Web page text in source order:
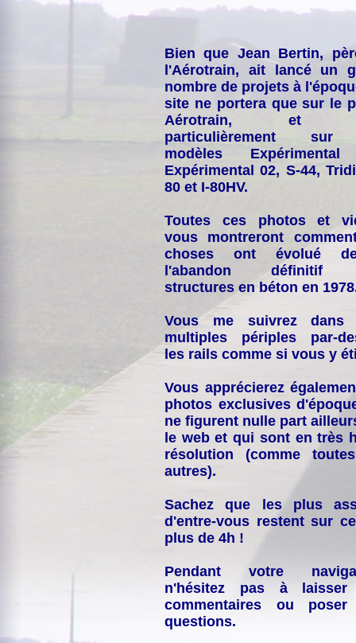
Bien que Jean Bertin,
l'Aérotrain, ait lancé un
nombre de projets à
site ne portera que sur le
Aérotrain, et
particulièrement
modèles
Expérimental 02, S-44,
80 et I-80HV.
Toutes ces photos et
vous montreront
choses ont évolué
l'abandon définitif
structures en béton en
Vous me suivrez dans
multiples périples par-
les rails comme si vous y
Vous apprécierez
photos exclusives
ne figurent nulle part
le web et qui sont en très
résolution (comme
autres).
Sachez que les plus
d'entre-vous restent sur
plus de 4h !
Pendant votre
n'hésitez pas à laisser
commentaires ou
questions.